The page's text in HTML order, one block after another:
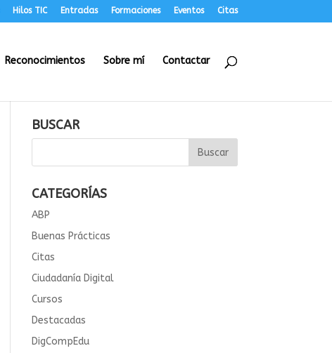
Hilos TIC Entradas Formaciones Eventos Citas
Reconocimientos Sobre mí Contactar
BUSCAR
CATEGORÍAS
ABP
Buenas Prácticas
Citas
Ciudadanía Digital
Cursos
Destacadas
DigCompEdu